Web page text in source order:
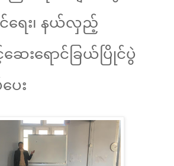
ရေး၊ နယ်လှည့်
ဆေးရောင်ခြယ်ပြိုင်ပွဲ
ေး